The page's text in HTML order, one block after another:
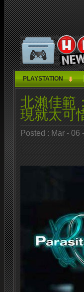
PLAYSTATION
北瀨佳範
現就太可
Posted : Mar - 06